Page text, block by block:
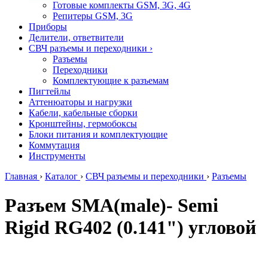
Готовые комплекты GSM, 3G, 4G
Репитеры GSM, 3G
Приборы
Делители, ответвители
СВЧ разъемы и переходники ›
Разъемы
Переходники
Комплектующие к разъемам
Пигтейлы
Аттенюаторы и нагрузки
Кабели, кабельные сборки
Кронштейны, гермобоксы
Блоки питания и комплектующие
Коммутация
Инструменты
Главная › Каталог › СВЧ разъемы и переходники › Разъемы
Разъем SMA(male)- Semi
Rigid RG402 (0.141") угловой